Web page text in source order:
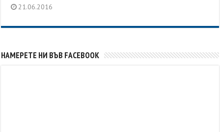
21.06.2016
НАМЕРЕТЕ НИ ВЪВ FACEBOOK